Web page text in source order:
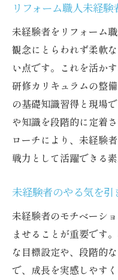
リフォーム
環境
リフォーム職人へ
未経験者募
る効果
リフォーム職
る方法
未経験者目線
リフォーム職
ローチ
未経験者が安
リフォーム職
援
リフォーム職人未経
未経験者をリフォーム
観念にとらわれず柔軟
い点です。これを活か
研修カリキュラムの整
の基礎知識習得と現場
や知識を段階的に定着
ローチにより、未経験
戦力として活躍できる
未経験者のやる気を
未経験者のモチベーシ
ませることが重要です
な目標設定や、段階的
で、成長を実感しやす